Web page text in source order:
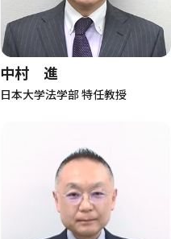
中村 進
日本大学法学部 特任教授